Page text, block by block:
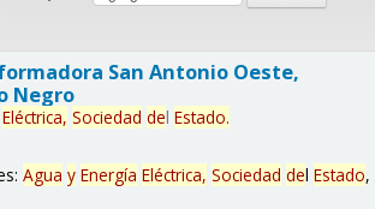
San Antonio Oeste,
Negro
Eléctrica, Sociedad del Estado.
Agua y Energía Eléctrica, Sociedad del Estado,